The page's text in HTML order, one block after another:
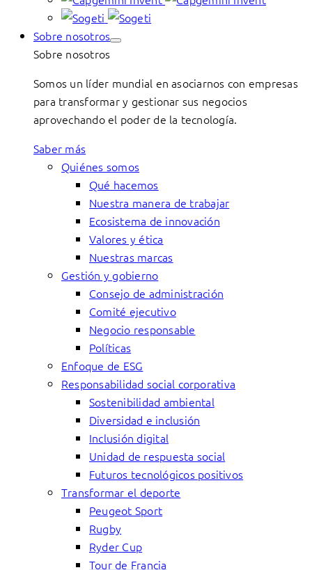
Sobre nosotros
Sobre nosotros
Somos un líder mundial en asociarnos con empresas
para transformar y gestionar sus negocios
aprovechando el poder de la tecnología.
Saber más
Quiénes somos
Qué hacemos
Nuestra manera de trabajar
Ecosistema de innovación
Valores y ética
Nuestras marcas
Gestión y gobierno
Consejo de administración
Comité ejecutivo
Negocio responsable
Políticas
Enfoque de ESG
Responsabilidad social corporativa
Sostenibilidad ambiental
Diversidad e inclusión
Inclusión digital
Unidad de respuesta social
Futuros tecnológicos positivos
Transformar el deporte
Peugeot Sport
Rugby
Ryder Cup
Tour de Francia